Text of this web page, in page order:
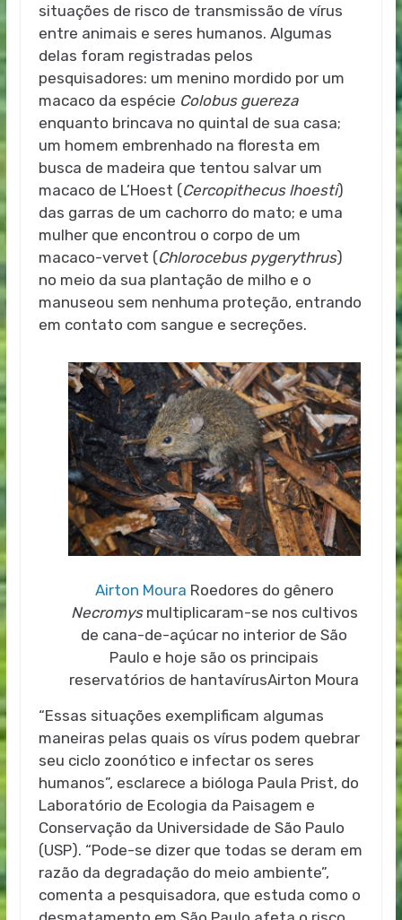
situações de risco de transmissão de vírus
entre animais e seres humanos. Algumas
delas foram registradas pelos
pesquisadores: um menino mordido por um
macaco da espécie Colobus guereza
enquanto brincava no quintal de sua casa;
um homem embrenhado na floresta em
busca de madeira que tentou salvar um
macaco de L’Hoest (Cercopithecus lhoesti)
das garras de um cachorro do mato; e uma
mulher que encontrou o corpo de um
macaco-vervet (Chlorocebus pygerythrus)
no meio da sua plantação de milho e o
manuseou sem nenhuma proteção, entrando
em contato com sangue e secreções.
Airton Moura Roedores do gênero
Necromysmultiplicaram-se nos cultivos
de cana-de-açúcar no interior de São
Paulo e hoje são os principais
reservatórios de hantavírusAirton Moura
“Essas situações exemplificam algumas
maneiras pelas quais os vírus podem quebrar
seu ciclo zoonótico e infectar os seres
humanos”, esclarece a bióloga Paula Prist, do
Laboratório de Ecologia da Paisagem e
Conservação da Universidade de São Paulo
(USP). “Pode-se dizer que todas se deram em
razão da degradação do meio ambiente”,
comenta a pesquisadora, que estuda como o